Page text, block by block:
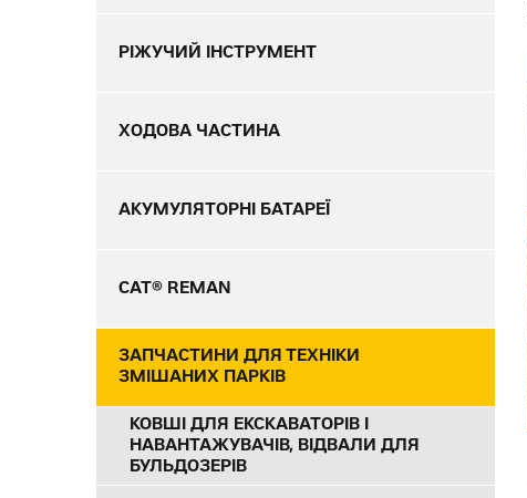
РІЖУЧИЙ ІНСТРУМЕНТ
ХОДОВА ЧАСТИНА
АКУМУЛЯТОРНІ БАТАРЕЇ
CAT® REMAN
ЗАПЧАСТИНИ ДЛЯ ТЕХНІКИ
ЗМІШАНИХ ПАРКІВ
КОВШІ ДЛЯ ЕКСКАВАТОРІВ І
НАВАНТАЖУВАЧІВ, ВІДВАЛИ ДЛЯ
БУЛЬДОЗЕРІВ